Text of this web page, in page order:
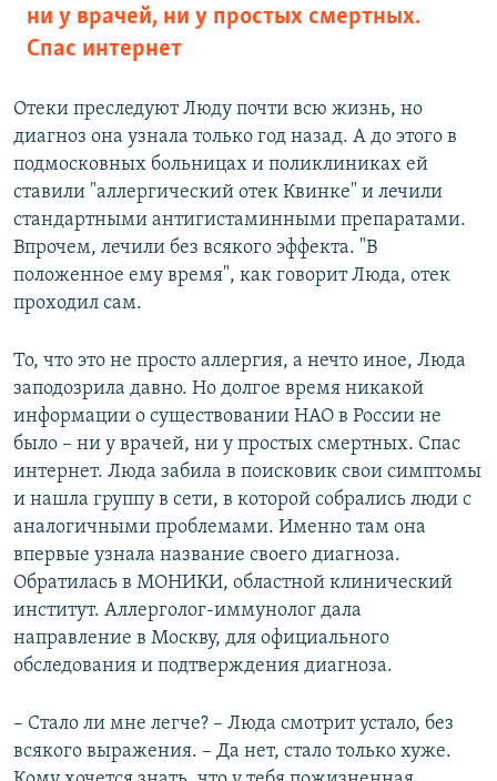
ни у врачей, ни у простых смертных.
Спас интернет
Отеки преследуют Люду почти всю жизнь, но
диагноз она узнала только год назад. А до этого в
подмосковных больницах и поликлиниках ей
ставили "аллергический отек Квинке" и лечили
стандартными антигистаминными препаратами.
Впрочем, лечили без всякого эффекта. "В
положенное ему время", как говорит Люда, отек
проходил сам.
То, что это не просто аллергия, а нечто иное, Люда
заподозрила давно. Но долгое время никакой
информации о существовании НАО в России не
было – ни у врачей, ни у простых смертных. Спас
интернет. Люда забила в поисковик свои симптомы
и нашла группу в сети, в которой собрались люди с
аналогичными проблемами. Именно там она
впервые узнала название своего диагноза.
Обратилась в МОНИКИ, областной клинический
институт. Аллерголог-иммунолог дала
направление в Москву, для официального
обследования и подтверждения диагноза.
– Стало ли мне легче? – Люда смотрит устало, без
всякого выражения. – Да нет, стало только хуже.